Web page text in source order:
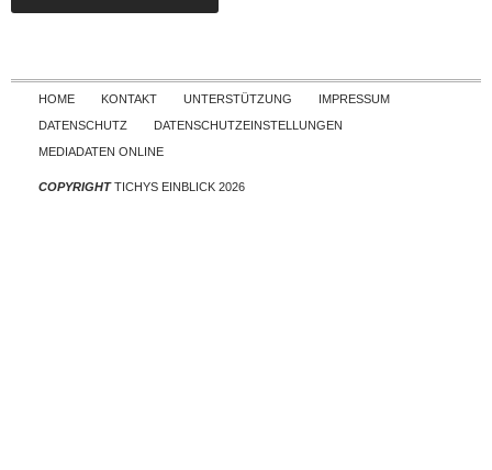
Skip to content
HOME KONTAKT UNTERSTÜTZUNG
IMPRESSUM
DATENSCHUTZ
DATENSCHUTZEINSTELLUNGEN
MEDIADATEN ONLINE
COPYRIGHTTICHYS EINBLICK 2026